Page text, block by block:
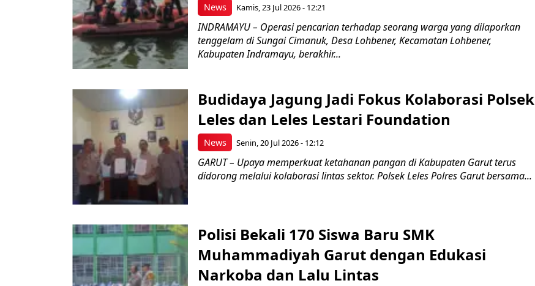
News Kamis, 23 Jul 2026 - 12:21
INDRAMAYU – Operasi pencarian terhadap seorang warga yang dilaporkan
tenggelam di Sungai Cimanuk, Desa Lohbener, Kecamatan Lohbener,
Kabupaten Indramayu, berakhir...
News
Budidaya Jagung Jadi Fokus Kolaborasi Polsek
Leles dan Leles Lestari Foundation
Senin, 20 Jul 2026 - 12:12
GARUT – Upaya memperkuat ketahanan pangan di Kabupaten Garut terus
didorong melalui kolaborasi lintas sektor. Polsek Leles Polres Garut bersama...
Polisi Bekali 170 Siswa Baru SMK
Muhammadiyah Garut dengan Edukasi
Narkoba dan Lalu Lintas